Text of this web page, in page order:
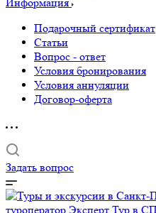
Подарочный сертификат
Статьи
Вопрос - ответ
Условия бронирования
Условия аннуляции
Договор-оферта
Задать вопрос